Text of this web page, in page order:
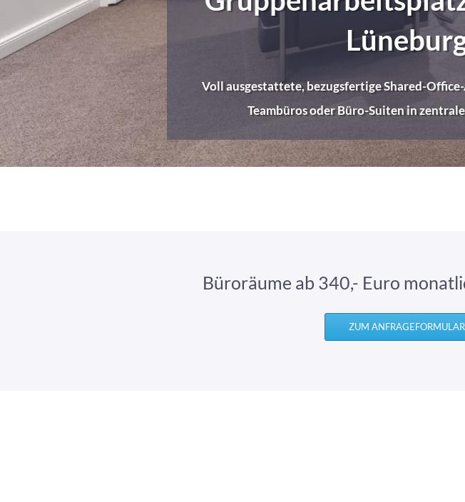
Voll ausgestattete, bezugsfertige Shared-
Teambüros oder Büro-Suiten in
Büroräume ab 340,- Euro
ZUM ANFRAGEFORMULAR